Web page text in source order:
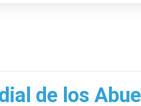
de los